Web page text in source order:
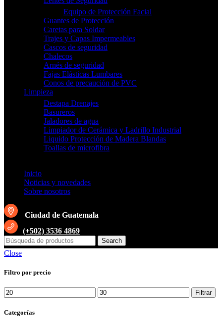
Equipo de Protección Facial
Guantes de Protección
Caretas para Soldar
Trajes y Capas Impermeables
Cascos de seguridad
Chalecos
Arnés de seguridad
Fajas Elásticas Lumbares
Conos de precaución de PVC
Limpieza
Destapa Drenajes
Basureros
Jaladores de agua
Limpiador de Cerámica y Ladrillo Industrial
Liquido Protección de Madera Blandas
Toallas de microfibra
Inicio
Noticias y novedades
Sobre nosotros
Ciudad de Guatemala
(+502) 3536 4869
Search
Close
Filtro por precio
Precio
mínimo
Precio
máximo
Filtrar
Categorías